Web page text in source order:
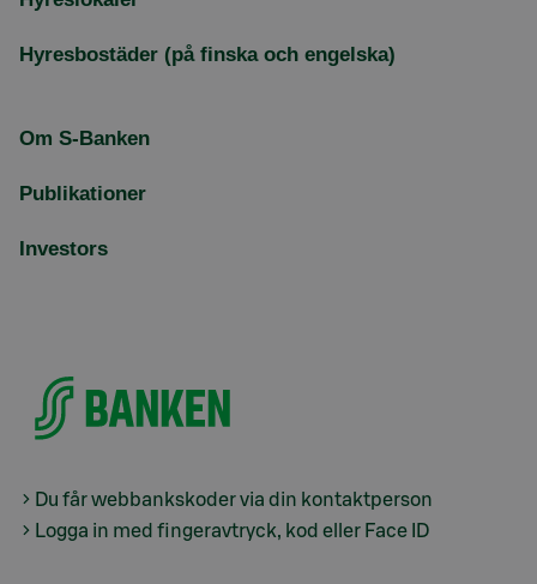
Hyresbostäder (på finska och engelska)
Om S-Banken
Publikationer
Investors
Du får webbankskoder via din kontaktperson
Logga in med fingeravtryck, kod eller Face ID